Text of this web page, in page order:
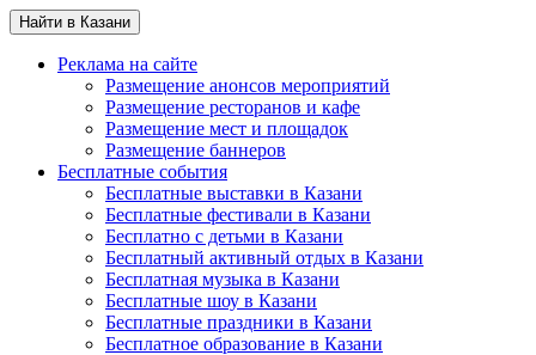
Найти в Казани
Реклама на сайте
Размещение анонсов мероприятий
Размещение ресторанов и кафе
Размещение мест и площадок
Размещение баннеров
Бесплатные события
Бесплатные выставки в Казани
Бесплатные фестивали в Казани
Бесплатно с детьми в Казани
Бесплатный активный отдых в Казани
Бесплатная музыка в Казани
Бесплатные шоу в Казани
Бесплатные праздники в Казани
Бесплатное образование в Казани